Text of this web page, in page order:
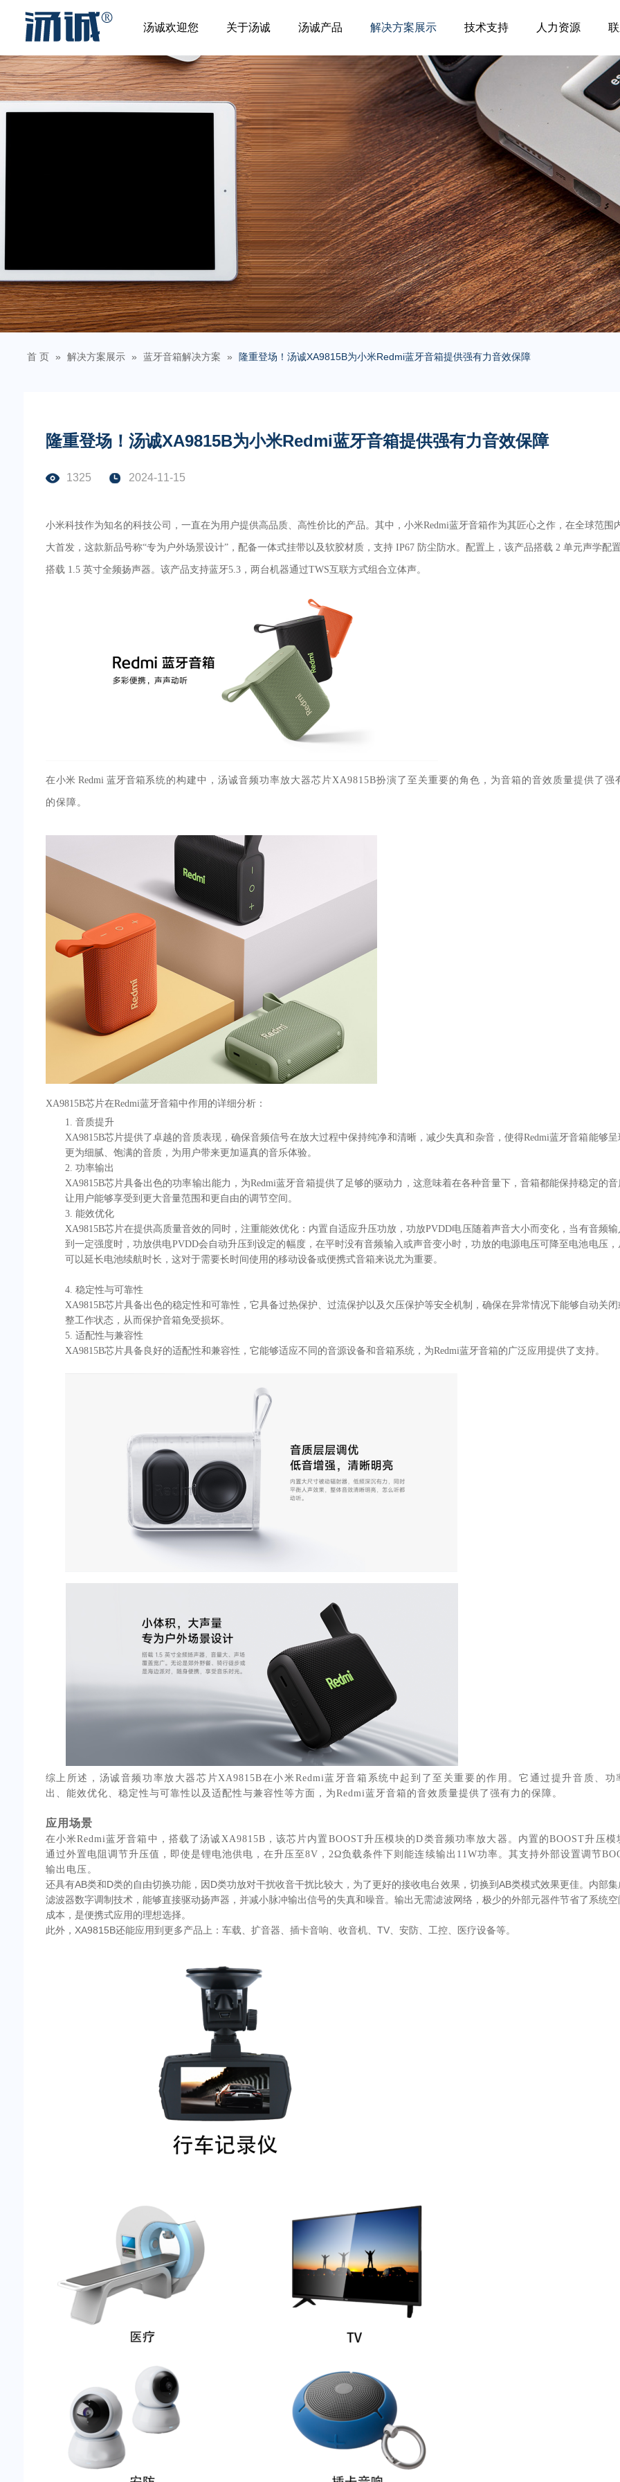
汤诚欢迎您 关于汤诚 汤诚产品 解决方案展示 技术支持 人力资源
首 页 » 解决方案展示 » 蓝牙音箱解决方案 » 隆重登场！汤诚XA9815B为小米Redmi蓝牙音箱提供强有力音效保障
隆重登场！汤诚XA9815B为小米Redmi蓝牙音箱提供强有力音效保障
1325 2024-11-15
小米科技作为知名的科技公司，一直在为用户提供高品质、高性价比的产品。其中，小米Redmi蓝牙音箱作为其匠心之作，在全球范围
大首发，这款新品号称“专为户外场景设计”，配备一体式挂带以及软胶材质，支持 IP67 防尘防水。配置上，该产品搭载 2 单元声学配置
搭载 1.5 英寸全频扬声器。该产品支持蓝牙5.3，两台机器通过TWS互联方式组合立体声。
在小米 Redmi 蓝牙音箱系统的构建中，汤诚音频功率放大器芯片XA9815B扮演了至关重要的角色，为音箱的音效质量提供了强
的保障。
XA9815B芯片在Redmi蓝牙音箱中作用的详细分析：
1. 音质提升
XA9815B芯片提供了卓越的音质表现，确保音频信号在放大过程中保持纯净和清晰，减少失真和杂音，使得Redmi蓝牙音箱能够呈
更为细腻、饱满的音质，为用户带来更加逼真的音乐体验。
2. 功率输出
XA9815B芯片具备出色的功率输出能力，为Redmi蓝牙音箱提供了足够的驱动力，这意味着在各种音量下，音箱都能保持稳定的音
让用户能够享受到更大音量范围和更自由的调节空间。
3. 能效优化
XA9815B芯片在提供高质量音效的同时，注重能效优化：内置自适应升压功放，功放PVDD电压随着声音大小而变化，当有音频输
到一定强度时，功放供电PVDD会自动升压到设定的幅度，在平时没有音频输入或声音变小时，功放的电源电压可降至电池电压，
可以延长电池续航时长，这对于需要长时间使用的移动设备或便携式音箱来说尤为重要。
4. 稳定性与可靠性
XA9815B芯片具备出色的稳定性和可靠性，它具备过热保护、过流保护以及欠压保护等安全机制，确保在异常情况下能够自动关闭
整工作状态，从而保护音箱免受损坏。
5. 适配性与兼容性
XA9815B芯片具备良好的适配性和兼容性，它能够适应不同的音源设备和音箱系统，为Redmi蓝牙音箱的广泛应用提供了支持。
综上所述，汤诚音频功率放大器芯片XA9815B在小米Redmi蓝牙音箱系统中起到了至关重要的作用。它通过提升音质、功
出、能效优化、稳定性与可靠性以及适配性与兼容性等方面，为Redmi蓝牙音箱的音效质量提供了强有力的保障。
应用场景
在小米Redmi蓝牙音箱中，搭载了汤诚XA9815B，该芯片内置BOOST升压模块的D类音频功率放大器。内置的BOOST升压模
通过外置电阻调节升压值，即使是锂电池供电，在升压至8V，2Ω负载条件下则能连续输出11W功率。其支持外部设置调节
输出电压。
还具有AB类和D类的自由切换功能，因D类功放对干扰收音干扰比较大，为了更好的接收电台效果，切换到AB类模式效果更佳。内部集
滤波器数字调制技术，能够直接驱动扬声器，并减小脉冲输出信号的失真和噪音。输出无需滤波网络，极少的外部元器件节省了系统空
成本，是便携式应用的理想选择。
此外，XA9815B还能应用到更多产品上：车载、扩音器、插卡音响、收音机、TV、安防、工控、医疗设备等。